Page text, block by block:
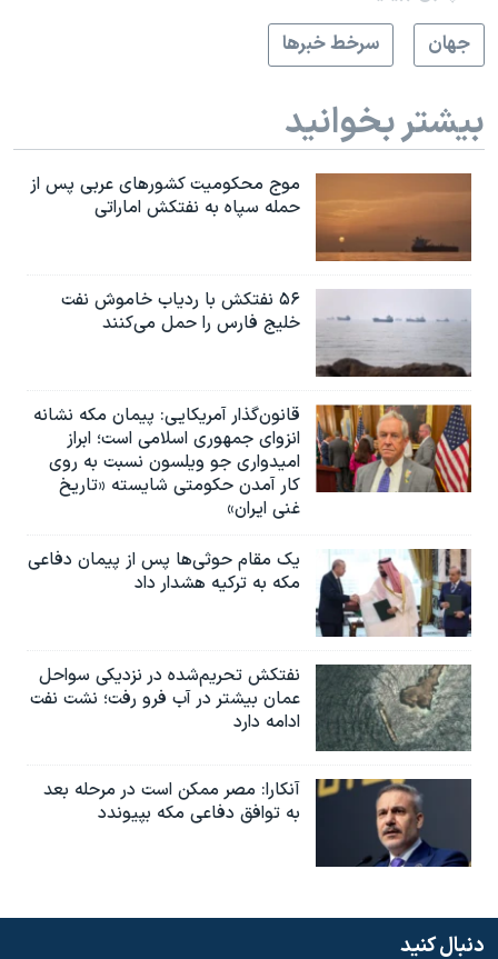
جهان
سرخط خبرها
بیشتر بخوانید
موج محکومیت کشورهای عربی پس از
حمله سپاه به نفتکش اماراتی
۵۶ نفتکش با ردیاب خاموش نفت
خلیج فارس را حمل می‌کنند
قانون‌گذار آمریکایی: پیمان مکه نشانه
انزوای جمهوری اسلامی است؛ ابراز
امیدواری جو ویلسون نسبت به روی
کار آمدن حکومتی شایسته «تاریخ
غنی ایران»
یک مقام حوثی‌ها پس از پیمان دفاعی
مکه به ترکیه هشدار داد
نفتکش تحریم‌شده در نزدیکی سواحل
عمان بیشتر در آب فرو رفت؛ نشت نفت
ادامه دارد
آنکارا: مصر ممکن است در مرحله بعد
به توافق دفاعی مکه بپیوندد
دنبال کنید